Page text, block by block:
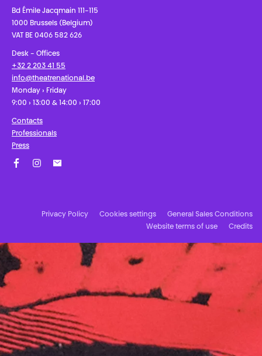
Bd Émile Jacqmain 111-115
1000 Brussels (Belgium)
VAT BE 0406 582 626
Desk - Offices
+32 2 203 41 55
info@theatrenational.be
Monday › Friday
9:00 › 13:00 & 14:00 › 17:00
Contacts
Professionals
Press
Privacy Policy Cookies settings
General Sales Conditions
Website terms of use
Credits